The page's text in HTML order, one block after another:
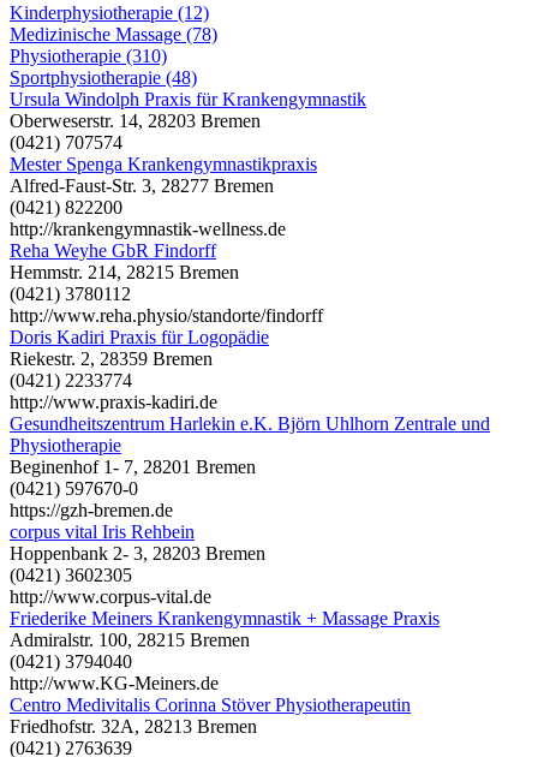
Kinderphysiotherapie (12)
Medizinische Massage (78)
Physiotherapie (310)
Sportphysiotherapie (48)
Ursula Windolph Praxis für Krankengymnastik
Oberweserstr. 14, 28203 Bremen
(0421) 707574
Mester Spenga Krankengymnastikpraxis
Alfred-Faust-Str. 3, 28277 Bremen
(0421) 822200
http://krankengymnastik-wellness.de
Reha Weyhe GbR Findorff
Hemmstr. 214, 28215 Bremen
(0421) 3780112
http://www.reha.physio/standorte/findorff
Doris Kadiri Praxis für Logopädie
Riekestr. 2, 28359 Bremen
(0421) 2233774
http://www.praxis-kadiri.de
Gesundheitszentrum Harlekin e.K. Björn Uhlhorn Zentrale und
Physiotherapie
Beginenhof 1- 7, 28201 Bremen
(0421) 597670-0
https://gzh-bremen.de
corpus vital Iris Rehbein
Hoppenbank 2- 3, 28203 Bremen
(0421) 3602305
http://www.corpus-vital.de
Friederike Meiners Krankengymnastik + Massage Praxis
Admiralstr. 100, 28215 Bremen
(0421) 3794040
http://www.KG-Meiners.de
Centro Medivitalis Corinna Stöver Physiotherapeutin
Friedhofstr. 32A, 28213 Bremen
(0421) 2763639